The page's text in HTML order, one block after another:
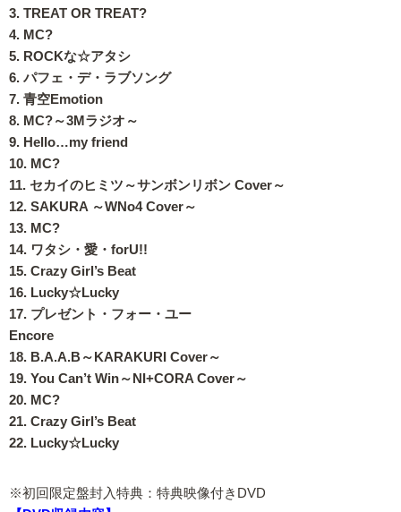
3. TREAT OR TREAT?
4. MC?
5. ROCKな☆アタシ
6. パフェ・デ・ラブソング
7. 青空Emotion
8. MC?～3Mラジオ～
9. Hello…my friend
10. MC?
11. セカイのヒミツ～サンボンリボン Cover～
12. SAKURA ～WNo4 Cover～
13. MC?
14. ワタシ・愛・forU!!
15. Crazy Girl’s Beat
16. Lucky☆Lucky
17. プレゼント・フォー・ユー
Encore
18. B.A.A.B～KARAKURI Cover～
19. You Can’t Win～NI+CORA Cover～
20. MC?
21. Crazy Girl’s Beat
22. Lucky☆Lucky
※初回限定盤封入特典：特典映像付きDVD